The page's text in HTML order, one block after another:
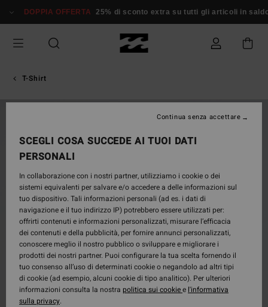
alle
prodotto
DOPPIA OFFERTA 25% di sconto extra su tutti gli articoli in saldo*
T-Shirt
SCEGLI COSA SUCCEDE AI TUOI DATI
PERSONALI
In collaborazione con i nostri partner, utilizziamo i cookie o dei
sistemi equivalenti per salvare e/o accedere a delle informazioni sul
tuo dispositivo. Tali informazioni personali (ad es. i dati di
navigazione e il tuo indirizzo IP) potrebbero essere utilizzati per:
offrirti contenuti e informazioni personalizzati, misurare l’efficacia
dei contenuti e della pubblicità, per fornire annunci personalizzati,
conoscere meglio il nostro pubblico o sviluppare e migliorare i
prodotti dei nostri partner. Puoi configurare la tua scelta fornendo il
tuo consenso all’uso di determinati cookie o negandolo ad altri tipi
di cookie (ad esempio, alcuni cookie di tipo analitico). Per ulteriori
informazioni consulta la nostra politica sui cookiee l'informativa
sulla privacy.
Continua senza accettare